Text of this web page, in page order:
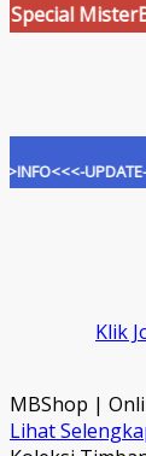
MisterBong
UPDATE-
Klik
MBShop |
Lihat